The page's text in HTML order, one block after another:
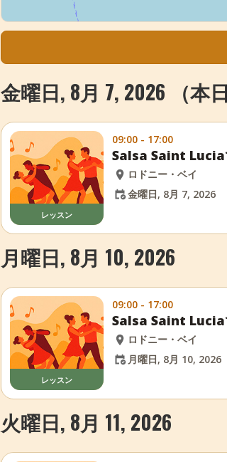
金曜日, 8月 7, 2026 （本日
レッスン
09:00 - 17:00
Salsa Saint Lucia
ロドニー・ベイ
金曜日, 8月 7, 2026
月曜日, 8月 10, 2026
レッスン
09:00 - 17:00
Salsa Saint Lucia
ロドニー・ベイ
月曜日, 8月 10, 2026
火曜日, 8月 11, 2026